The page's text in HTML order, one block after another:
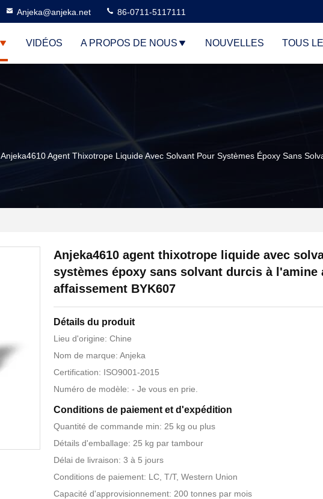
Anjeka@anjeka.net 86-0711-5117111
VIDÉOS A PROPOS DE NOUS NOUVELLES TOUS
Anjeka4610 Agent Thixotrope Liquide Avec Solvant Pour Systèmes Époxy Sans
Anjeka4610 agent thixotrope liquide avec
systèmes époxy sans solvant durcis à l'amine
affaissement BYK607
Détails du produit
Lieu d'origine: Chine
Nom de marque: Anjeka
Certification: ISO9001-2015
Numéro de modèle: - Je vous en prie.
Conditions de paiement et d'expédition
Quantité de commande min: 25 kg ou plus
Détails d'emballage: 25 kg par tambour
Délai de livraison: 3 à 5 jours
Conditions de paiement: LC, T/T, Western Union
Capacité d'approvisionnement: 200 tonnes par mois